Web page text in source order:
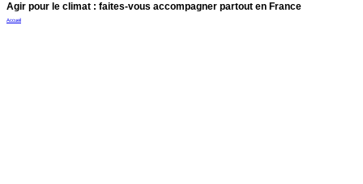
Agir pour le climat : faites-vous accompagner partout en France
Accueil